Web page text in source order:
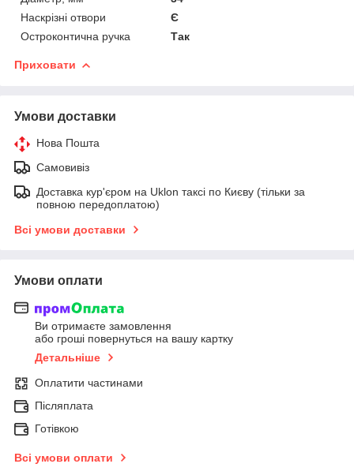
Наскрізні отвори
Є
Остроконтична ручка
Так
Приховати
Умови доставки
Нова Пошта
Самовивіз
Доставка кур'єром на Uklon таксі по Києву (тільки за
повною передоплатою)
Всі умови доставки
Умови оплати
Ви отримаєте замовлення
або гроші повернуться на вашу картку
Детальніше
Оплатити частинами
Післяплата
Готівкою
Всі умови оплати